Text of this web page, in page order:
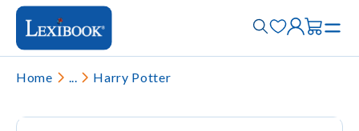
Home ... Harry Potter